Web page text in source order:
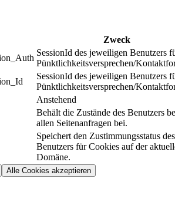
Zweck
SessionId des jeweiligen Benutzers
Pünktlichkeitsversprechen/
SessionId des jeweiligen Benutzers
Pünktlichkeitsversprechen/
Anstehend
Behält die Zustände des Benutzers
allen Seitenanfragen bei.
Speichert den Zustimmungsstatus des
Benutzers für Cookies auf der
Domäne.
Alle Cookies akzeptieren